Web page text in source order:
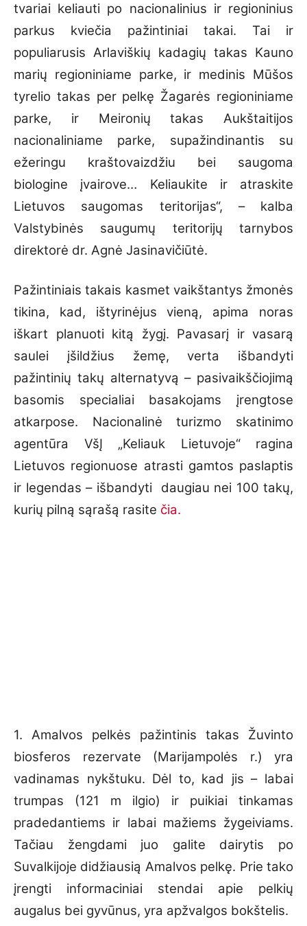
tvariai keliauti po nacionalinius ir regioninius
parkus kviečia pažintiniai takai. Tai ir
populiarusis Arlaviškių kadagių takas Kauno
marių regioniniame parke, ir medinis Mūšos
tyrelio takas per pelkę Žagarės regioniniame
parke, ir Meironių takas Aukštaitijos
nacionaliniame parke, supažindinantis su
ežeringu kraštovaizdžiu bei saugoma
biologine įvairove… Keliaukite ir atraskite
Lietuvos saugomas teritorijas“, – kalba
Valstybinės saugumų teritorijų tarnybos
direktorė dr. Agnė Jasinavičiūtė.
Pažintiniais takais kasmet vaikštantys žmonės
tikina, kad, ištyrinėjus vieną, apima noras
iškart planuoti kitą žygį. Pavasarį ir vasarą
saulei įšildžius žemę, verta išbandyti
pažintinių takų alternatyvą – pasivaikščiojimą
basomis specialiai basakojams įrengtose
atkarpose. Nacionalinė turizmo skatinimo
agentūra VšĮ „Keliauk Lietuvoje“ ragina
Lietuvos regionuose atrasti gamtos paslaptis
ir legendas – išbandyti daugiau nei 100 takų,
kurių pilną sąrašą rasite čia.
1. Amalvos pelkės pažintinis takas Žuvinto
biosferos rezervate (Marijampolės r.) yra
vadinamas nykštuku. Dėl to, kad jis – labai
trumpas (121 m ilgio) ir puikiai tinkamas
pradedantiems ir labai mažiems žygeiviams.
Tačiau žengdami juo galite dairytis po
Suvalkijoje didžiausią Amalvos pelkę. Prie tako
įrengti informaciniai stendai apie pelkių
augalus bei gyvūnus, yra apžvalgos bokštelis.